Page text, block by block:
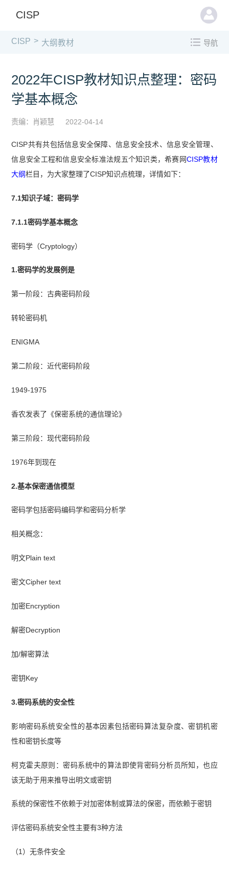
CISP
CISP > 大纲教材 导航
2022年CISP教材知识点整理：密码
学基本概念
责编：肖颖慧 2022-04-14
CISP共有共包括信息安全保障、信息安全技术、信息安全管理、
信息安全工程和信息安全标准法规五个知识类，希赛网CISP教材
大纲栏目，为大家整理了CISP知识点梳理，详情如下：
7.1知识子域：密码学
7.1.1密码学基本概念
密码学（Cryptology）
1.密码学的发展例是
第一阶段：古典密码阶段
转轮密码机
ENIGMA
第二阶段：近代密码阶段
1949-1975
香农发表了《保密系统的通信理论》
第三阶段：现代密码阶段
1976年到现在
2.基本保密通信模型
密码学包括密码编码学和密码分析学
相关概念：
明文Plain text
密文Cipher text
加密Encryption
解密Decryption
加/解密算法
密钥Key
3.密码系统的安全性
影响密码系统安全性的基本因素包括密码算法复杂度、密钥机密
性和密钥长度等
柯克霍夫原则：密码系统中的算法即使背密码分析员所知，也应
该无助于用来推导出明文或密钥
系统的保密性不依赖于对加密体制或算法的保密，而依赖于密钥
评估密码系统安全性主要有3种方法
（1）无条件安全